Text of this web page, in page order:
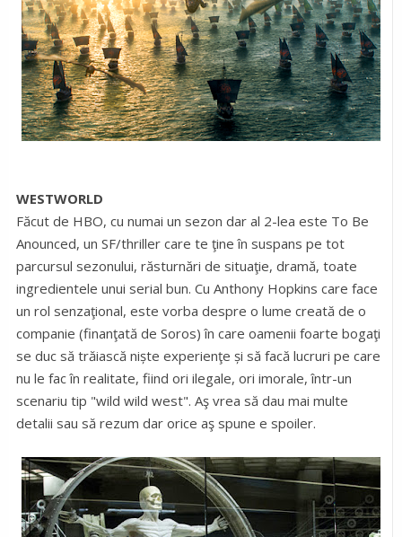
WESTWORLD
Făcut de HBO, cu numai un sezon dar al 2-lea este To Be
Anounced, un SF/thriller care te ţine în suspans pe tot
parcursul sezonului, răsturnări de situaţie, dramă, toate
ingredientele unui serial bun. Cu Anthony Hopkins care face
un rol senzaţional, este vorba despre o lume creată de o
companie (finanţată de Soros) în care oamenii foarte bogaţi
se duc să trăiască niște experienţe și să facă lucruri pe care
nu le fac în realitate, fiind ori ilegale, ori imorale, într-un
scenariu tip "wild wild west". Aş vrea să dau mai multe
detalii sau să rezum dar orice aş spune e spoiler.